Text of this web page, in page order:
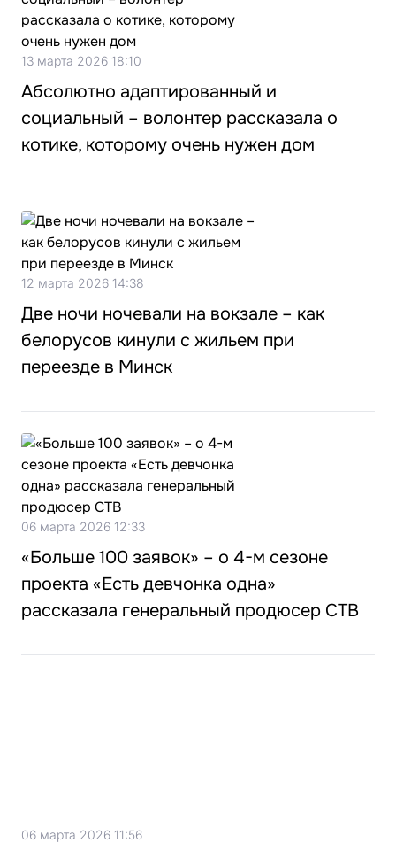
13 марта 2026 18:10
Абсолютно адаптированный и
социальный – волонтер рассказала о
котике, которому очень нужен дом
12 марта 2026 14:38
Две ночи ночевали на вокзале – как
белорусов кинули с жильем при
переезде в Минск
06 марта 2026 12:33
«Больше 100 заявок» – о 4-м сезоне
проекта «Есть девчонка одна»
рассказала генеральный продюсер СТВ
06 марта 2026 11:56